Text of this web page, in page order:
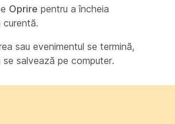
Oprire pentru a încheia
curentă.
sau evenimentul se termină,
se salvează pe computer.